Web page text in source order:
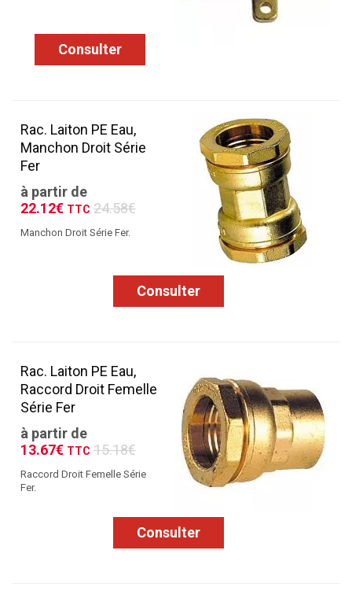
Consulter
Rac. Laiton PE Eau,
Manchon Droit Série
Fer
à partir de
22.12€ TTC 24.58€
Manchon Droit Série Fer.
Consulter
Rac. Laiton PE Eau,
Raccord Droit Femelle
Série Fer
à partir de
13.67€ TTC 15.18€
Raccord Droit Femelle Série
Fer.
Consulter